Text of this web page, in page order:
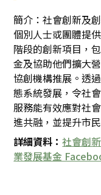
簡介：社會創新及
個別人士或團體提
階段的創新項目，
金及協助他們擴大
協創機構推展。透
態系統發展，令社
服務能有效應對社
進共融，並提升市
詳細資料：社會創
業發展基金